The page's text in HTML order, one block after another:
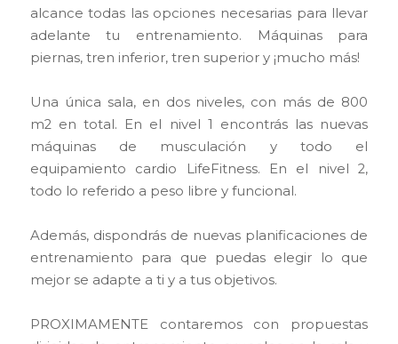
alcance todas las opciones necesarias para llevar
adelante tu entrenamiento. Máquinas para
piernas, tren inferior, tren superior y ¡mucho más!
Una única sala, en dos niveles, con más de 800
m2 en total. En el nivel 1 encontrás las nuevas
máquinas de musculación y todo el
equipamiento cardio LifeFitness. En el nivel 2,
todo lo referido a peso libre y funcional.
Además, dispondrás de nuevas planificaciones de
entrenamiento para que puedas elegir lo que
mejor se adapte a ti y a tus objetivos.
PROXIMAMENTE contaremos con propuestas